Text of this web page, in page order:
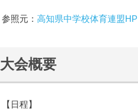
参照元： 高知県中学校体育連盟HP
大会概要
【日程】